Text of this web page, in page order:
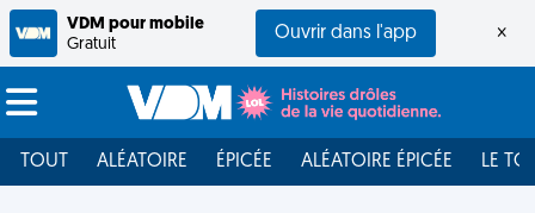
VDM pour mobile
Gratuit
Ouvrir dans l'app ×
TOUT ALÉATOIRE ÉPICÉE ALÉATOIRE ÉPICÉE LE